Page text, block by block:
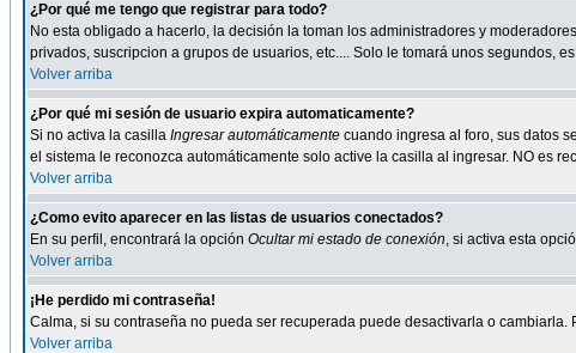
¿Por qué me tengo que registrar para todo?
No esta obligado a hacerlo, la decisión la toman los administradores y
privados, suscripcion a grupos de usuarios, etc.... Solo le tomará unos segundos,
Volver arriba
¿Por qué mi sesión de usuario expira automaticamente?
Si no activa la casilla Ingresar automáticamente cuando ingresa al foro, sus datos
el sistema le reconozca automáticamente solo active la casilla al ingresar. NO es
Volver arriba
¿Como evito aparecer en las listas de usuarios conectados?
En su perfil, encontrará la opción Ocultar mi estado de conexión, si activa esta
Volver arriba
¡He perdido mi contraseña!
Calma, si su contraseña no pueda ser recuperada puede desactivarla o
Volver arriba